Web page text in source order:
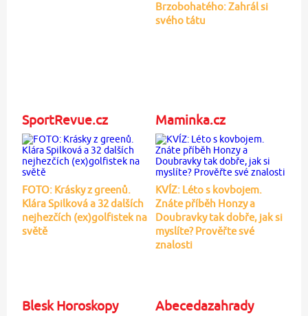
Brzobohatého: Zahrál si
svého tátu
SportRevue.cz
FOTO: Krásky z greenů.
Klára Spilková a 32 dalších
nejhezčích (ex)golfistek na
světě
Maminka.cz
KVÍZ: Léto s kovbojem.
Znáte příběh Honzy a
Doubravky tak dobře, jak si
myslíte? Prověřte své
znalosti
Blesk Horoskopy Abecedazahrady